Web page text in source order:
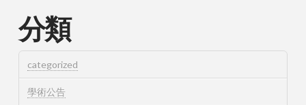
分類
categorized
學術公告